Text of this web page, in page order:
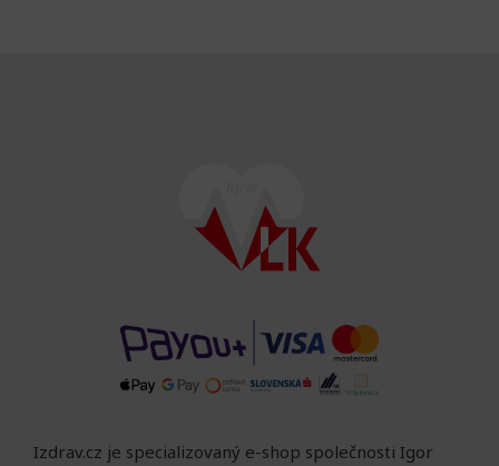
Izdrav.cz je specializovaný e-shop společnosti Igor